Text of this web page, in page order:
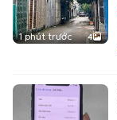
1 phút trước 4